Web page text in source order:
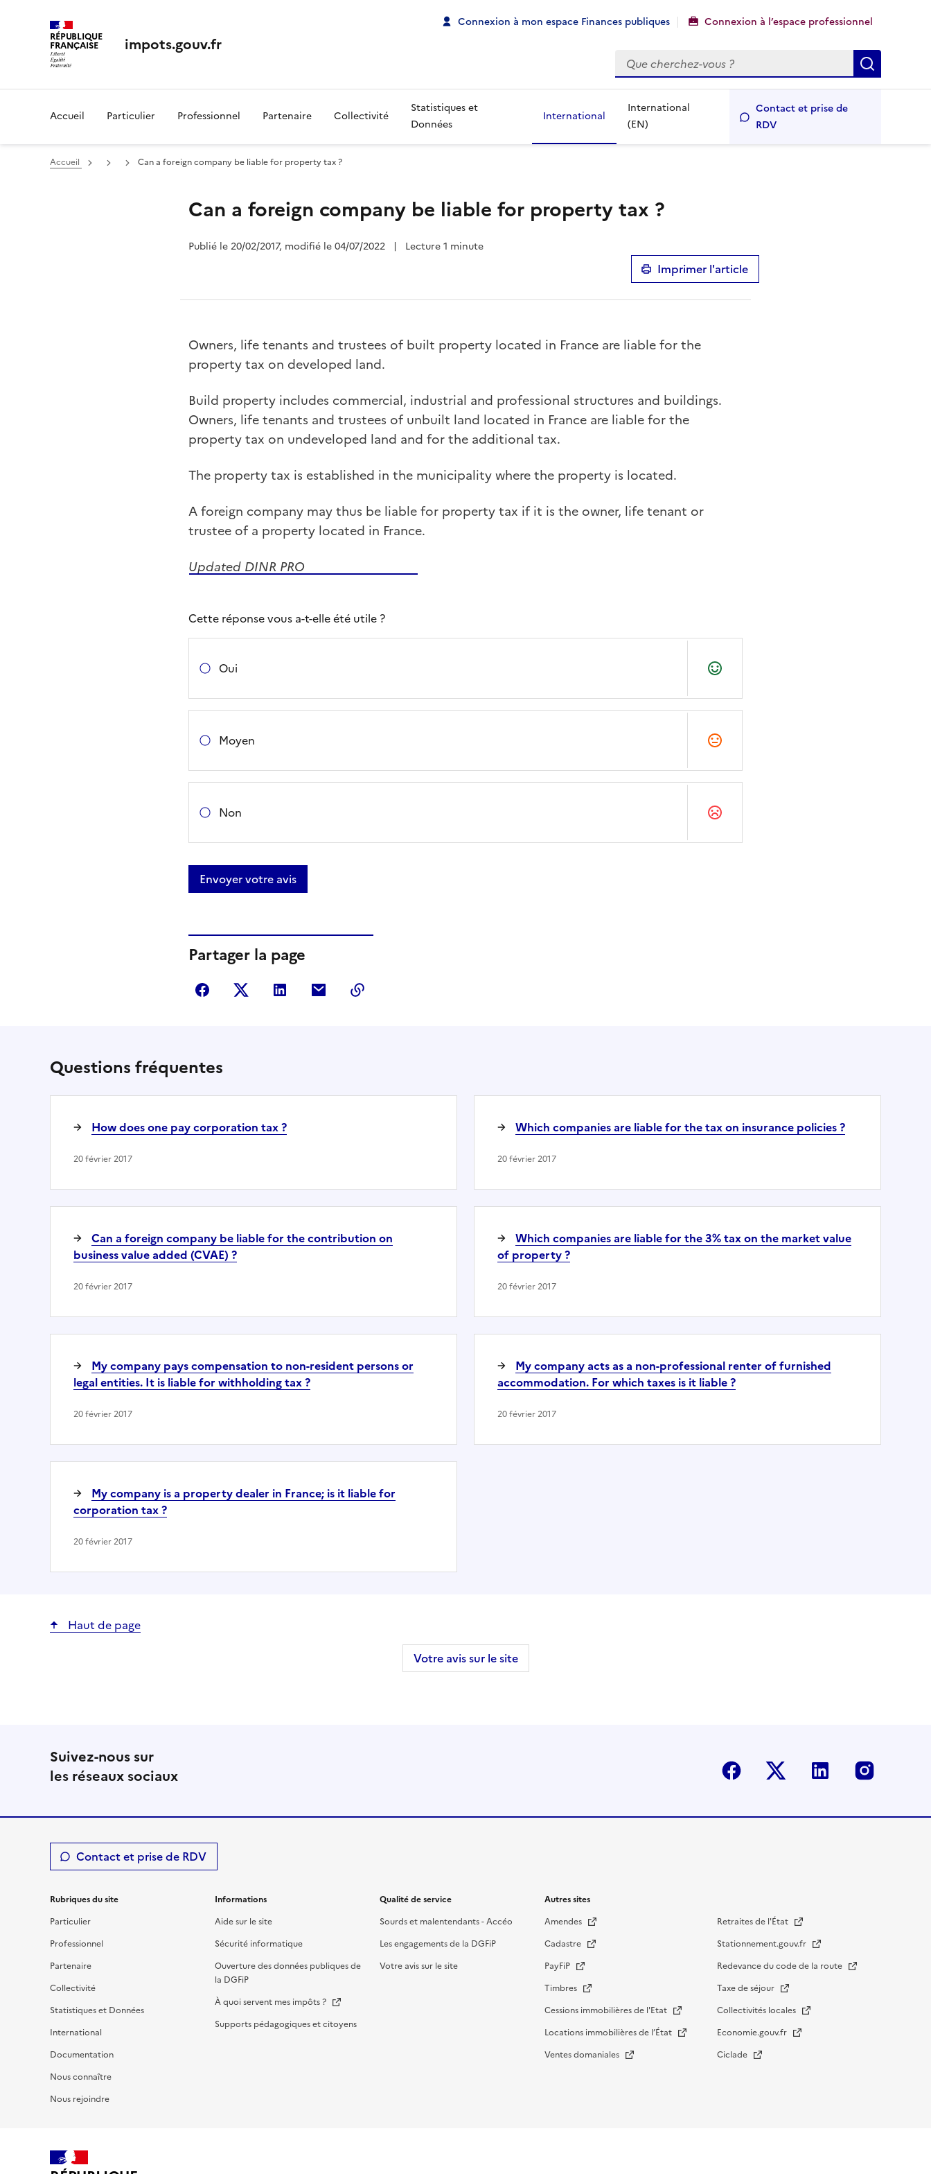
RÉPUBLIQUE
FRANÇAISE impots.gouv.fr
Connexion à mon espace Finances publiques Connexion à l’espace professionnel
Rechercher
Accueil Particulier Professionnel Partenaire Collectivité
Statistiques et
Données
International
International
(EN)
Contact et prise de
RDV
Accueil Can a foreign company be liable for property tax ?
Can a foreign company be liable for property tax ?
Publié le 20/02/2017, modifié le 04/07/2022 | Lecture 1 minute
Imprimer l'article
Owners, life tenants and trustees of built property located in France are liable for the
property tax on developed land.
Build property includes commercial, industrial and professional structures and buildings.
Owners, life tenants and trustees of unbuilt land located in France are liable for the
property tax on undeveloped land and for the additional tax.
The property tax is established in the municipality where the property is located.
A foreign company may thus be liable for property tax if it is the owner, life tenant or
trustee of a property located in France.
Updated DINR PRO
Cette réponse vous a-t-elle été utile ?
Oui
Moyen
Non
Envoyer votre avis
Partager la page
Partager sur Facebook
Partager sur Twitter
Partager sur LinkedIn
Partager par courriel
Questions fréquentes
How does one pay corporation tax ?
20 février 2017
Which companies are liable for the tax on insurance policies ?
20 février 2017
Can a foreign company be liable for the contribution on
business value added (CVAE) ?
20 février 2017
Which companies are liable for the 3% tax on the market value
of property ?
20 février 2017
My company pays compensation to non-resident persons or
legal entities. It is liable for withholding tax ?
20 février 2017
My company acts as a non-professional renter of furnished
accommodation. For which taxes is it liable ?
20 février 2017
My company is a property dealer in France; is it liable for
corporation tax ?
20 février 2017
Haut de page
Votre avis sur le site
Suivez-nous sur
les réseaux sociaux
Facebook Twitter-X Linkedin
Contact et prise de RDV
Rubriques du site
Particulier
Professionnel
Partenaire
Collectivité
Statistiques et Données
International
Documentation
Nous connaître
Nous rejoindre
Informations
Aide sur le site
Sécurité informatique
Ouverture des données publiques de
la DGFiP
À quoi servent mes impôts ?
Supports pédagogiques et citoyens
Qualité de service
Sourds et malentendants - Accéo
Les engagements de la DGFiP
Votre avis sur le site
Autres sites
Amendes
Cadastre
PayFiP
Timbres
Cessions immobilières de l'Etat
Locations immobilières de l’État
Ventes domaniales
Retraites de l'État
Stationnement.gouv.fr
Redevance du code de la route
Taxe de séjour
Collectivités locales
Economie.gouv.fr
Ciclade